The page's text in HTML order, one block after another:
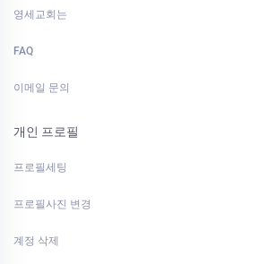
영세교회는
FAQ
이메일 문의
개인 프로필
프로필세팅
프로필사진 변경
계정 삭제